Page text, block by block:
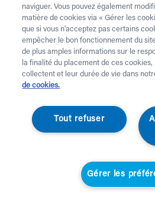
Attention ! Vous louez pour au
des frais de service. Vérifiez les
standard prend 2 jours
est effectuée à domicile le jour
Aucune livraison n’a lieu les
Prénom *
naviguer. Vous pouvez également
matière de cookies via « Gérer les
que si vous n'acceptez pas certains
empêcher le bon fonctionnement du
de plus amples informations sur le
la finalité du placement de ces cookies,
collectent et leur durée de vie dans
de cookies.
Tout refuser
Gérer les